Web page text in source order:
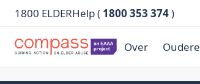
1800 ELDERHelp ( 1800 353 374)
Over